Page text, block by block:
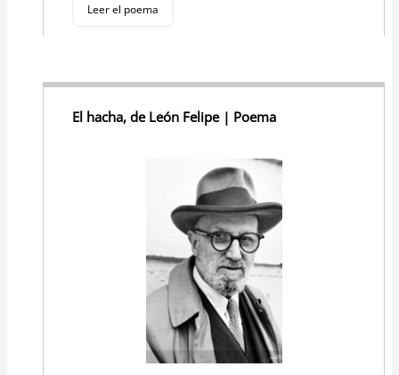
Leer el poema
El hacha, de León Felipe | Poema